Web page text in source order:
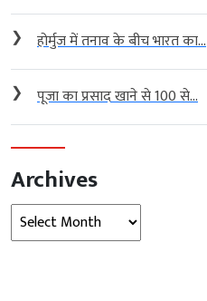
❯ होर्मुज में तनाव के बीच भारत का...
❯ पूजा का प्रसाद खाने से 100 से...
Archives
Archives